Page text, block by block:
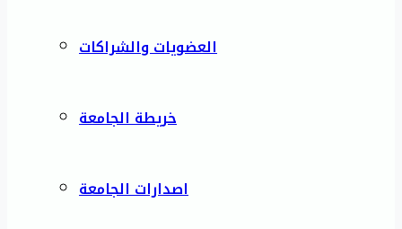
العضويات والشراكات
خريطة الجامعة
اصدارات الجامعة